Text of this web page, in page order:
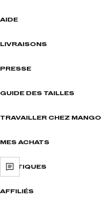
AIDE
LIVRAISONS
PRESSE
GUIDE DES TAILLES
TRAVAILLER CHEZ MANGO
MES ACHATS
BOUTIQUES
AFFILIÉS